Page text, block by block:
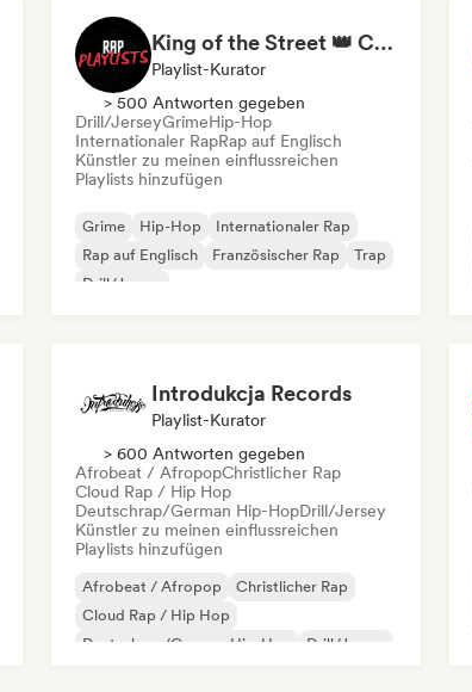
King of the Street 👑 Car Playlist (by Rap Playlists)
Playlist-Kurator
> 500 Antworten gegeben
Drill/JerseyGrimeHip-Hop
Internationaler RapRap auf Englisch
Künstler zu meinen einflussreichen
Playlists hinzufügen
Grime Hip-Hop
Internationaler Rap
Rap auf Englisch
Französischer Rap
Trap
Drill/Jersey
Introdukcja Records
Playlist-Kurator
> 600 Antworten gegeben
Afrobeat / AfropopChristlicher Rap
Cloud Rap / Hip Hop
Deutschrap/German Hip-HopDrill/Jersey
Künstler zu meinen einflussreichen
Playlists hinzufügen
Afrobeat / Afropop
Christlicher Rap
Cloud Rap / Hip Hop
Deutschrap/German Hip-Hop
Drill/Jersey